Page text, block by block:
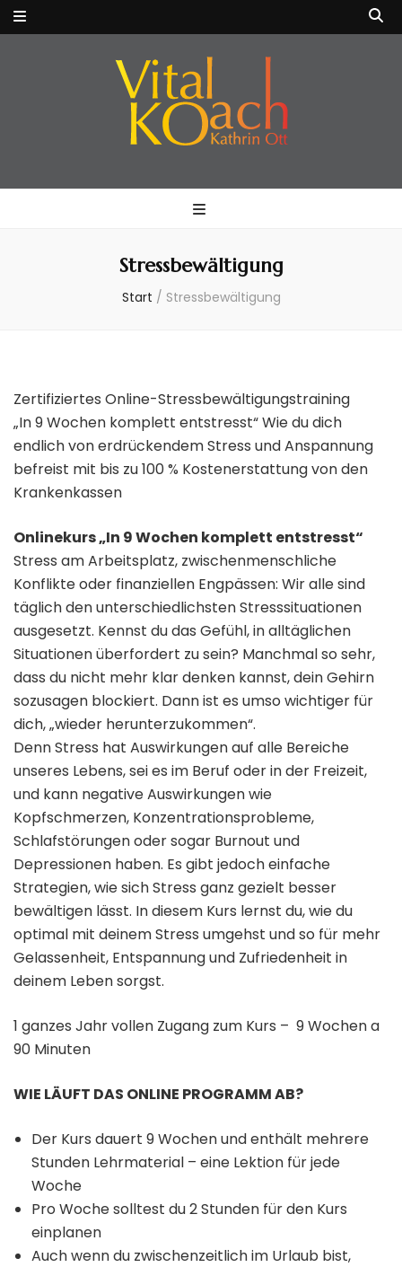
VitalKOach
Kathrin Ott
Stressbewältigung
Start / Stressbewältigung
Zertifiziertes Online-Stressbewältigungstraining
„In 9 Wochen komplett entstresst“ Wie du dich
endlich von erdrückendem Stress und Anspannung
befreist mit bis zu 100 % Kostenerstattung von den
Krankenkassen
Onlinekurs „In 9 Wochen komplett entstresst“
Stress am Arbeitsplatz, zwischenmenschliche
Konflikte oder finanziellen Engpässen: Wir alle sind
täglich den unterschiedlichsten Stresssituationen
ausgesetzt. Kennst du das Gefühl, in alltäglichen
Situationen überfordert zu sein? Manchmal so sehr,
dass du nicht mehr klar denken kannst, dein Gehirn
sozusagen blockiert. Dann ist es umso wichtiger für
dich, „wieder herunterzukommen“.
Denn Stress hat Auswirkungen auf alle Bereiche
unseres Lebens, sei es im Beruf oder in der Freizeit,
und kann negative Auswirkungen wie
Kopfschmerzen, Konzentrationsprobleme,
Schlafstörungen oder sogar Burnout und
Depressionen haben. Es gibt jedoch einfache
Strategien, wie sich Stress ganz gezielt besser
bewältigen lässt. In diesem Kurs lernst du, wie du
optimal mit deinem Stress umgehst und so für mehr
Gelassenheit, Entspannung und Zufriedenheit in
deinem Leben sorgst.
1 ganzes Jahr vollen Zugang zum Kurs – 9 Wochen a
90 Minuten
WIE LÄUFT DAS ONLINE PROGRAMM AB?
Der Kurs dauert 9 Wochen und enthält mehrere
Stunden Lehrmaterial – eine Lektion für jede
Woche
Pro Woche solltest du 2 Stunden für den Kurs
einplanen
Auch wenn du zwischenzeitlich im Urlaub bist,